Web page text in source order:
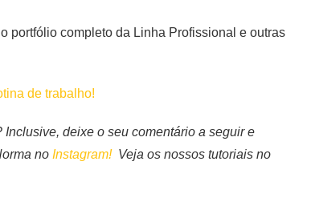
portfólio completo da Linha Profissional e outras
de trabalho!
deixe o seu comentário a seguir e
no Instagram!Veja os nossos tutoriais no